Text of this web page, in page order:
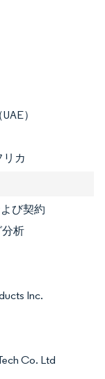
）
リカ
び契約
析
Inc.
Co. Ltd